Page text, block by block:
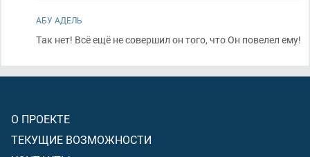
АБУ АДЕЛЬ
Так нет! Всё ещё не совершил он того, что Он повелел ему!
О ПРОЕКТЕ
ТЕКУЩИЕ ВОЗМОЖНОСТИ